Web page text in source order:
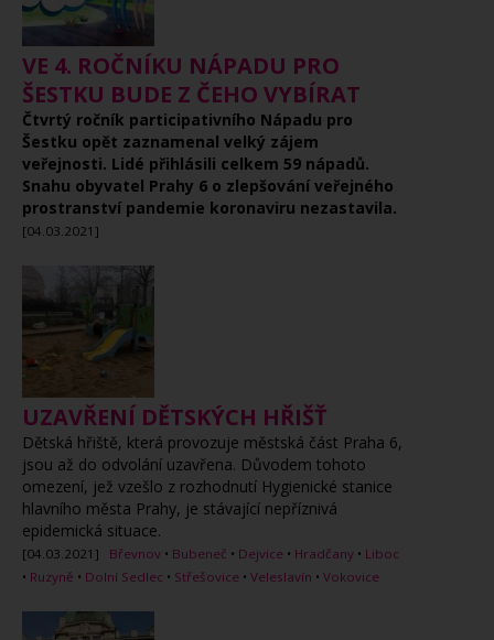
VE 4. ROČNÍKU NÁPADU PRO
ŠESTKU BUDE Z ČEHO VYBÍRAT
Čtvrtý ročník participativního Nápadu pro
Šestku opět zaznamenal velký zájem
veřejnosti. Lidé přihlásili celkem 59 nápadů.
Snahu obyvatel Prahy 6 o zlepšování veřejného
prostranství pandemie koronaviru nezastavila.
[04.03.2021]
UZAVŘENÍ DĚTSKÝCH HŘIŠŤ
Dětská hřiště, která provozuje městská část Praha 6,
jsou až do odvolání uzavřena. Důvodem tohoto
omezení, jež vzešlo z rozhodnutí Hygienické stanice
hlavního města Prahy, je stávající nepříznivá
epidemická situace.
[04.03.2021] Břevnov • Bubeneč • Dejvice • Hradčany • Liboc
• Ruzyně • Dolní Sedlec • Střešovice • Veleslavín • Vokovice